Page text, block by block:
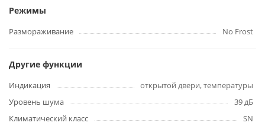
Режимы
Размораживание No Frost
Другие функции
Индикация
открытой двери, температуры
Уровень шума
39 дБ
Климатический класс
SN